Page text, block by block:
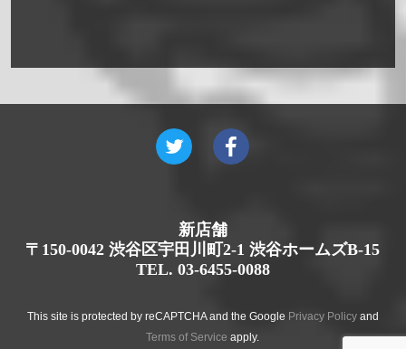
新店舗
〒150-0042 渋谷区宇田川町2-1 渋谷ホームズB-15
TEL. 03-6455-0088
This site is protected by reCAPTCHA and the Google Privacy Policyand
Terms of Service apply.